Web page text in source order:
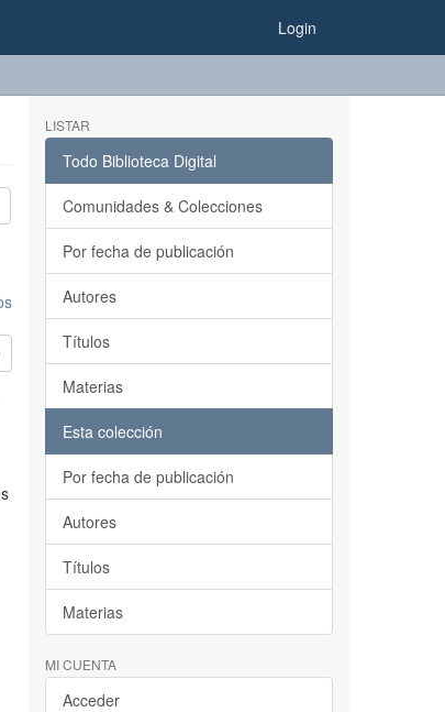
Login
LISTAR
Todo Biblioteca Digital
Comunidades & Colecciones
Por fecha de publicación
Autores
Títulos
Materias
Esta colección
Por fecha de publicación
Autores
Títulos
Materias
MI CUENTA
Acceder